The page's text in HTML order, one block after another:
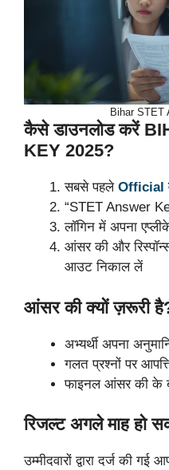
Bihar STET
कैसे डाउनलोड करें
KEY 2025?
सबसे पहले Official
“STET Answer
लॉगिन में अपना
आंसर की और
आउट निकाल लें
आंसर की क्यों ज़रूरी
अभ्यर्थी अपना
गलत प्रश्नों पर
फाइनल आंसर की के
रिजल्ट अगले माह हो
उम्मीदवारों द्वारा दर्ज की गई